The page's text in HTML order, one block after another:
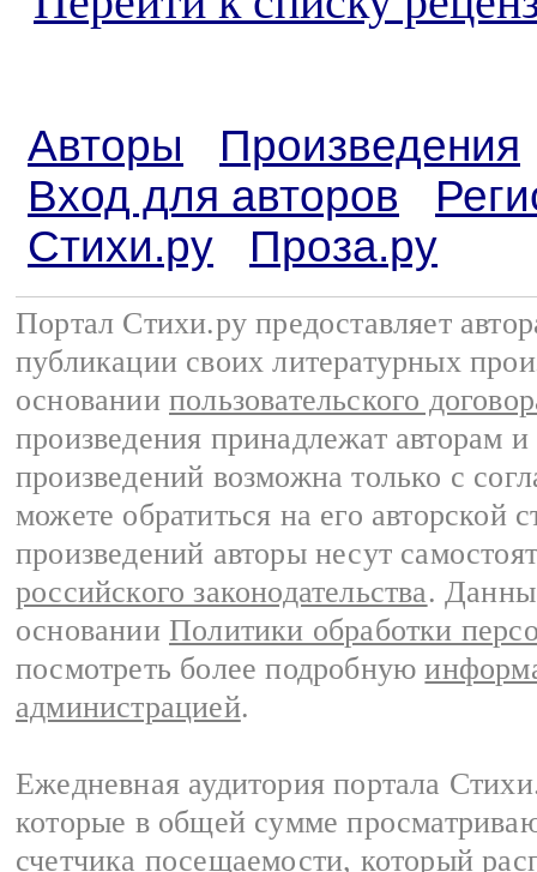
Авторы
Произведения
Вход для авторов
Стихи.ру
Проза.ру
Портал Стихи.ру предоставляет
публикации своих литературных
основании пользовательского
произведения принадлежат авторам
произведений возможна только с
можете обратиться на его авторской
произведений авторы несут
российского законодательства.
основании Политики обработки
посмотреть более подробную
администрацией.
Ежедневная аудитория портала
которые в общей сумме
счетчика посещаемости, который